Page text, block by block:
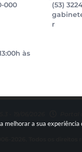
a sua
000
(53)
r
às